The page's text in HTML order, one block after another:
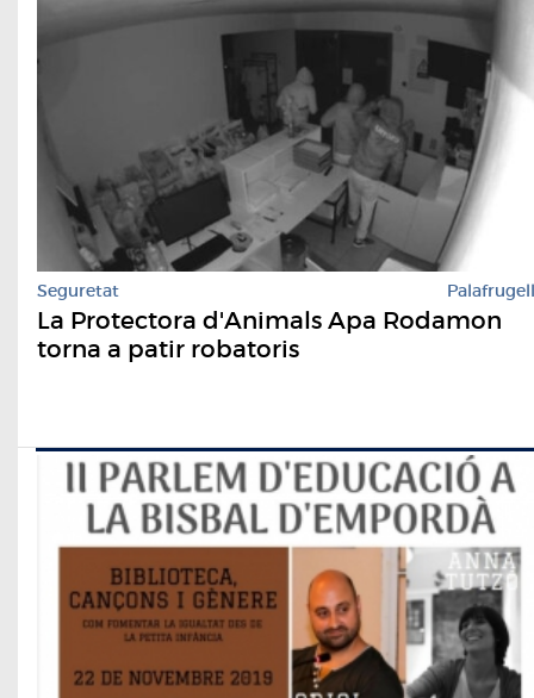
Seguretat Palafrugell
La Protectora d'Animals Apa Rodamon
torna a patir robatoris